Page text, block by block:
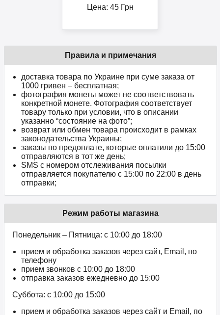
Цена: 45Грн
Правила и примечания
доставка товара по Украине при суме заказа от
1000 гривен – бесплатная;
фотография монеты может не соответствовать
конкретной монете. Фотография соответствует
товару только при условии, что в описании
указанно “состояние на фото”;
возврат или обмен товара происходит в рамках
законодательства Украины;
заказы по предоплате, которые оплатили до 15:00
отправляются в тот же день;
SMS с номером отслеживания посылки
отправляется покупателю с 15:00 по 22:00 в день
отправки;
Режим работы магазина
Понедельник – Пятница: с 10:00 до 18:00
прием и обработка заказов через сайт, Email, по
телефону
прием звонков c 10:00 до 18:00
отправка заказов ежедневно до 15:00
Суббота: с 10:00 до 15:00
прием и обработка заказов через сайт и Email, по